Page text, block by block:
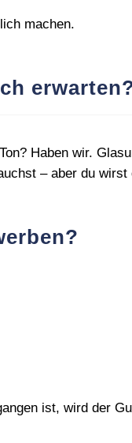
machen.
Ton? Haben wir.
– aber du
ist, wird der